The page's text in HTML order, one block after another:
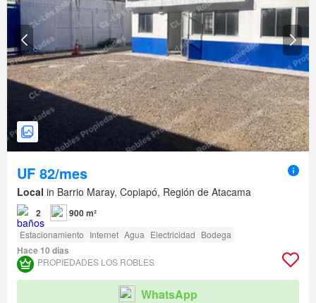
UF 82/mes
Local in Barrio Maray, Copiapó, Región de Atacama
2 900 m²
Estacionamiento Internet Agua Electricidad Bodega
Hace 10 días
PROPIEDADES LOS ROBLES
WhatsApp